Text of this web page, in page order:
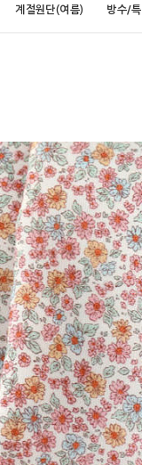
계절원단(여름) 방수/